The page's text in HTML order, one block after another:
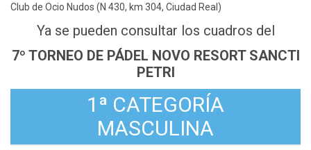
Club de Ocio Nudos (N 430, km 304, Ciudad Real)
Ya se pueden consultar los cuadros del
7º TORNEO DE PÁDEL NOVO RESORT SANCTI
PETRI
1ª CATEGORÍA
MASCULINA